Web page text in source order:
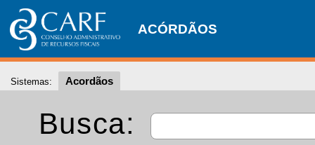
ACÓRDÃOS
Sistemas: Acordãos
Busca: